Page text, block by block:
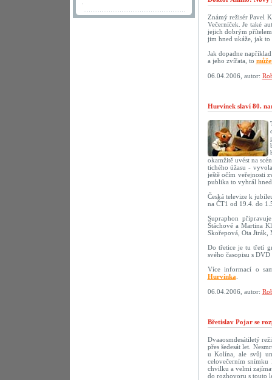
Známý režisér Pavel
Večerníček. Je také
jejich dobrým
jim hned ukáže, jak to
Jak dopadne
a jeho zvířata, to
06.04.2006, autor:
Hurvínek slaví 80.
okamžitě uvést na
tichého úžasu -
ještě očím veřejnosti
publika to vyhrál
Česká televize k
na ČT1 od 19.4. do
Supraphon
Štáchové a Martina
Skořepová, Ota Jirák,
Do třetice je tu třetí
svého časopisu s
Více informací o
Hurvínka
06.04.2006, autor:
Břetislav Pojar se
Dvaaosmdesátiletý
přes šedesát let.
u Kolína, ale svůj
celovečerním
chvilku a velmi
do rozhovoru s touto